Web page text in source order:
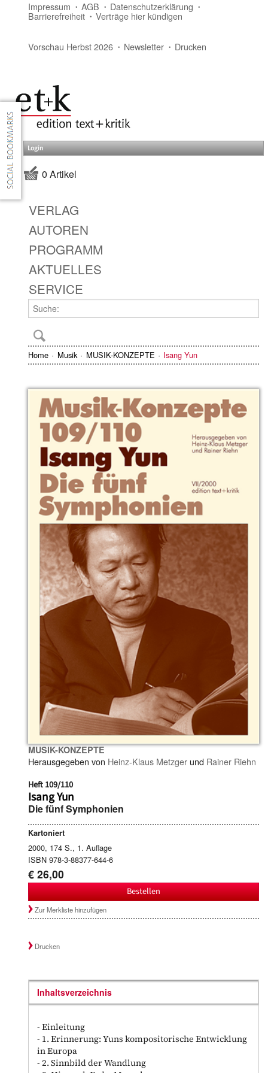
Impressum AGB Datenschutzerklärung
Barrierefreiheit Verträge hier kündigen
Vorschau Herbst 2026 Newsletter Drucken
Login
0 Artikel
VERLAG
AUTOREN
PROGRAMM
AKTUELLES
SERVICE
Home Musik MUSIK-KONZEPTE Isang Yun
MUSIK-KONZEPTE
Herausgegeben von Heinz-Klaus Metzger und Rainer Riehn
Heft 109/110
Isang Yun
Die fünf Symphonien
Kartoniert
2000, 174 S., 1. Auflage
ISBN 978-3-88377-644-6
€ 26,00
Bestellen
Zur Merkliste hinzufügen
Drucken
Inhaltsverzeichnis
- Einleitung
- 1. Erinnerung: Yuns kompositorische Entwicklung
in Europa
- 2. Sinnbild der Wandlung